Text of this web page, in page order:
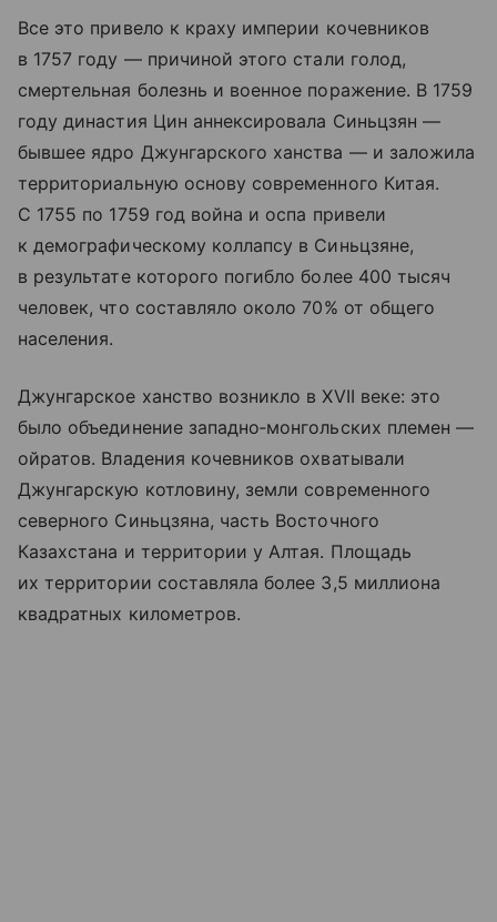
Все это привело к краху империи кочевников
в 1757 году — причиной этого стали голод,
смертельная болезнь и военное поражение. В 1759
году династия Цин аннексировала Синьцзян —
бывшее ядро Джунгарского ханства — и заложила
территориальную основу современного Китая.
С 1755 по 1759 год война и оспа привели
к демографическому коллапсу в Синьцзяне,
в результате которого погибло более 400 тысяч
человек, что составляло около 70% от общего
населения.
Джунгарское ханство возникло в XVII веке: это
было объединение западно‑монгольских племен —
ойратов. Владения кочевников охватывали
Джунгарскую котловину, земли современного
северного Синьцзяна, часть Восточного
Казахстана и территории у Алтая. Площадь
их территории составляла более 3,5 миллиона
квадратных километров.